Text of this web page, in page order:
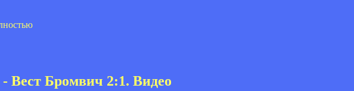
Вест Бромвич 2:1. Видео